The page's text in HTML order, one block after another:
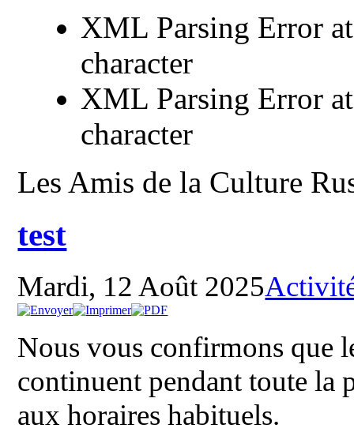
XML Parsing Error
character
XML Parsing Error
character
Les Amis de la Culture
test
Mardi, 12 Août 2025
Nous vous confirmons que
continuent pendant toute la
aux horaires habituels.